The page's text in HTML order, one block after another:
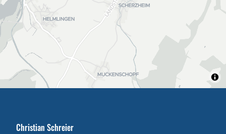
Christian Schreier